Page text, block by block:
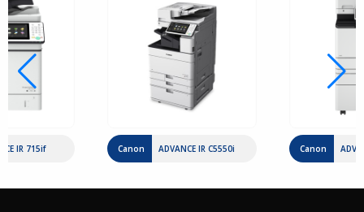
IR 715if Canon ADVANCE IR C5550i Canon